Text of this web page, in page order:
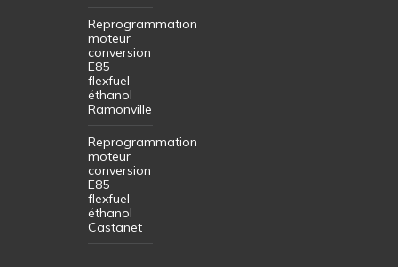
Reprogrammation
moteur
conversion
E85
flexfuel
éthanol
Ramonville
Reprogrammation
moteur
conversion
E85
flexfuel
éthanol
Castanet